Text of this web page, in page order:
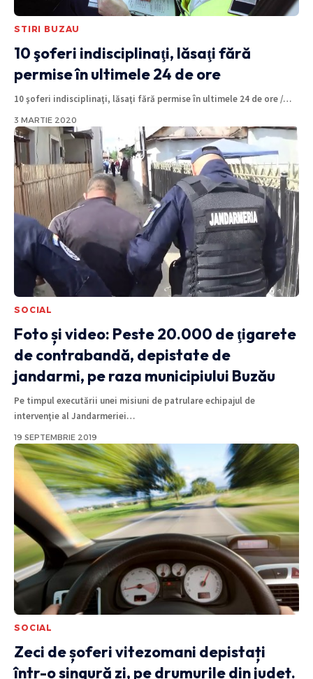
STIRI BUZAU
10 şoferi indisciplinaţi, lăsaţi fără
permise în ultimele 24 de ore
10 şoferi indisciplinaţi, lăsaţi fără permise în ultimele 24 de ore /…
3 MARTIE 2020
SOCIAL
Foto și video: Peste 20.000 de ţigarete
de contrabandă, depistate de
jandarmi, pe raza municipiului Buzău
Pe timpul executării unei misiuni de patrulare echipajul de
intervenţie al Jandarmeriei…
19 SEPTEMBRIE 2019
SOCIAL
Zeci de șoferi vitezomani depistați
într-o singură zi, pe drumurile din județ.